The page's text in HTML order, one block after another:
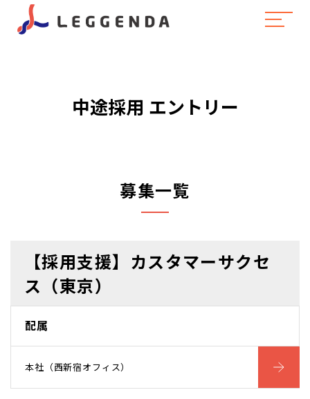
中途採用 エントリー
募集一覧
【採用支援】カスタマーサクセ
ス（東京）
配属
本社（西新宿オフィス）